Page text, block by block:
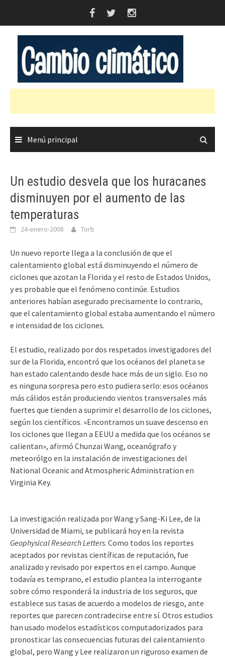
Menú principal
Un estudio desvela que los huracanes
disminuyen por el aumento de las
temperaturas
24-enero-2008 Torb
Un nuevo reporte llega a la conclusión de que el
calentamiento global está disminuyendo el número de
ciclones que azotan la Florida y el resto de Estados Unidos,
y es probable que el fenómeno continúe. Estudios
anteriores habían asegurado precisamente lo contrario,
que el calentamiento global estaba aumentando el número
e intensidad de los ciclones.
El estudio, realizado por dos respetados investigadores del
sur de la Florida, encontró que los océanos del planeta se
han estado calentando desde hace más de un siglo. Eso no
es ninguna sorpresa pero esto pudiera serlo: esos océanos
más cálidos están produciendo vientos transversales más
fuertes que tienden a suprimir el desarrollo de los ciclones,
según los científicos. »Encontramos un suave descenso en
los ciclones que llegan a EEUU a medida que los océanos se
calientan», afirmó Chunzai Wang, oceanógrafo y
meteorólgo en la instalación de investigaciones del
National Oceanic and Atmospheric Administration en
Virginia Key.
La investigación realizada por Wang y Sang-Ki Lee, de la
Universidad de Miami, se publicará hoy en la revista
Geophysical Research Letters. Como todos los reportes
aceptados por revistas científicas de reputación, fue
analizado y revisado por expertos en el campo. Aunque
todavía es temprano, el estudio plantea la interrogante
sobre cómo responderá la industria de los seguros, que
establece sus tasas de acuerdo a modelos de riesgo, ante
reportes que parecen contradecirse entre sí. Otros estudios
han usado modelos estadísticos computadorizados para
pronosticar las consecuencias futuras del calentamiento
global, pero Wang y Lee realizaron un riguroso examen de